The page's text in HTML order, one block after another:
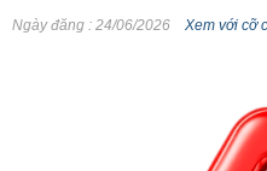
Ngày đăng : 24/06/2026 Xem với cỡ